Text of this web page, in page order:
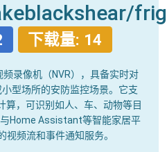
下载量: 14
录像机（NVR），具备实时对
型场所的安防监控场景。它支
算，可识别如人、车、动物等目
Home Assistant等智能家居平
视频流和事件通知服务。